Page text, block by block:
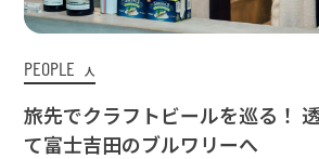
PEOPLE 人
旅先でクラフトビールを巡る！
て富士吉田のブルワリーへ